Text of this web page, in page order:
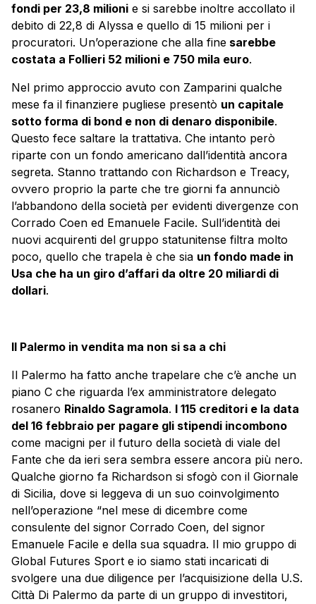
fondi per 23,8 milioni e si sarebbe inoltre accollato il
debito di 22,8 di Alyssa e quello di 15 milioni per i
procuratori. Un’operazione che alla fine sarebbe
costata a Follieri 52 milioni e 750 mila euro.
Nel primo approccio avuto con Zamparini qualche
mese fa il finanziere pugliese presentò un capitale
sotto forma di bond e non di denaro disponibile.
Questo fece saltare la trattativa. Che intanto però
riparte con un fondo americano dall’identità ancora
segreta. Stanno trattando con Richardson e Treacy,
ovvero proprio la parte che tre giorni fa annunciò
l’abbandono della società per evidenti divergenze con
Corrado Coen ed Emanuele Facile. Sull’identità dei
nuovi acquirenti del gruppo statunitense filtra molto
poco, quello che trapela è che sia un fondo made in
Usa che ha un giro d’affari da oltre 20 miliardi di
dollari.
Il Palermo in vendita ma non si sa a chi
Il Palermo ha fatto anche trapelare che c’è anche un
piano C che riguarda l’ex amministratore delegato
rosanero Rinaldo Sagramola. I 115 creditori e la data
del 16 febbraio per pagare gli stipendi incombono
come macigni per il futuro della società di viale del
Fante che da ieri sera sembra essere ancora più nero.
Qualche giorno fa Richardson si sfogò con il Giornale
di Sicilia, dove si leggeva di un suo coinvolgimento
nell’operazione “nel mese di dicembre come
consulente del signor Corrado Coen, del signor
Emanuele Facile e della sua squadra. Il mio gruppo di
Global Futures Sport e io siamo stati incaricati di
svolgere una due diligence per l’acquisizione della U.S.
Città Di Palermo da parte di un gruppo di investitori,